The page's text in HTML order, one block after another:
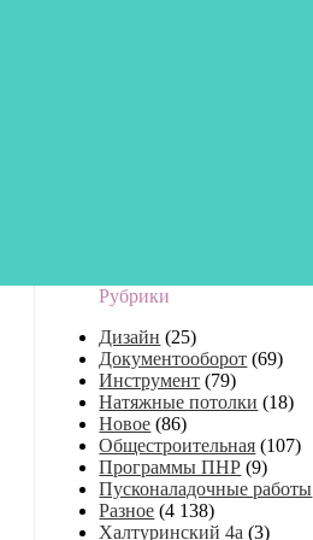
Рубрики
Дизайн (25)
Документооборот (69)
Инструмент (79)
Натяжные потолки (18)
Новое (86)
Общестроительная (107)
Программы ПНР (9)
Пусконаладочные работы
Разное (4 138)
Халтуринский 4а (3)